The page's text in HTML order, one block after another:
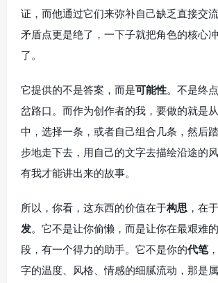
证，而他通过它们来弥补自己缺乏直接交
矛盾点更是绝了，一下子就把角色的核心
了。
它提供的不是答案，而是可能性。不是终
岔路口。而作为创作者的我，要做的就是
中，选择一条，或者自己组合几条，然后
步地走下去，用自己的文字去描绘沿途的
有我才能讲出来的故事。
所以，你看，这东西的价值在于构思 ，在于
发。它不是让你偷懒，而是让你在最艰难
段，有一个得力的助手。它不是你的代笔
字的温度、风格、情感的细腻流动，那是